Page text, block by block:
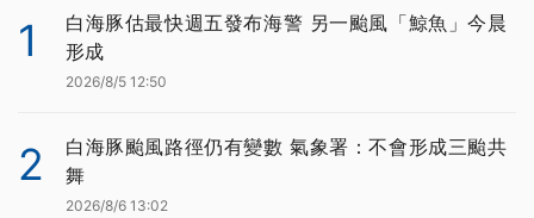
1
白海豚估最快週五發布海警 另一颱風「鯨魚」今晨
形成
2026/8/5 12:50
2
白海豚颱風路徑仍有變數 氣象署：不會形成三颱共
舞
2026/8/6 13:02